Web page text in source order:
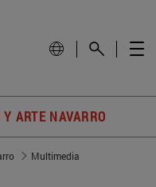
ARTE NAVARRO
Multimedia